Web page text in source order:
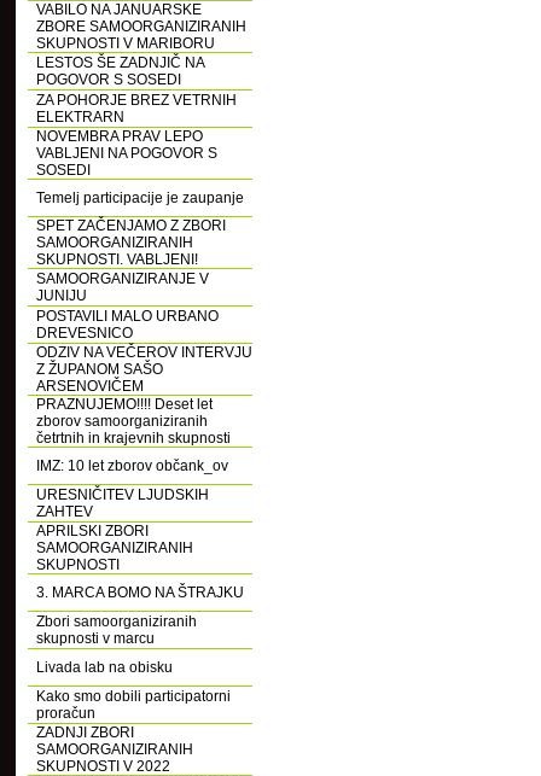
VABILO NA JANUARSKE
ZBORE SAMOORGANIZIRANIH
SKUPNOSTI V MARIBORU
LESTOS ŠE ZADNJIČ NA
POGOVOR S SOSEDI
ZA POHORJE BREZ VETRNIH
ELEKTRARN
NOVEMBRA PRAV LEPO
VABLJENI NA POGOVOR S
SOSEDI
Temelj participacije je zaupanje
SPET ZAČENJAMO Z ZBORI
SAMOORGANIZIRANIH
SKUPNOSTI. VABLJENI!
SAMOORGANIZIRANJE V
JUNIJU
POSTAVILI MALO URBANO
DREVESNICO
ODZIV NA VEČEROV INTERVJU
Z ŽUPANOM SAŠO
ARSENOVIČEM
PRAZNUJEMO!!!! Deset let
zborov samoorganiziranih
četrtnih in krajevnih skupnosti
IMZ: 10 let zborov občank_ov
URESNIČITEV LJUDSKIH
ZAHTEV
APRILSKI ZBORI
SAMOORGANIZIRANIH
SKUPNOSTI
3. MARCA BOMO NA ŠTRAJKU
Zbori samoorganiziranih
skupnosti v marcu
Livada lab na obisku
Kako smo dobili participatorni
proračun
ZADNJI ZBORI
SAMOORGANIZIRANIH
SKUPNOSTI V 2022